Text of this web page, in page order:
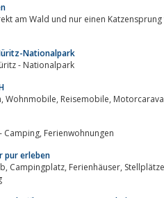
Nationalpark
- Nationalpark
Infos zu Caravans,
Ferienhof - Havelblick- - Ketzin - Camping, Ferienwohnungen
pur erleben
in